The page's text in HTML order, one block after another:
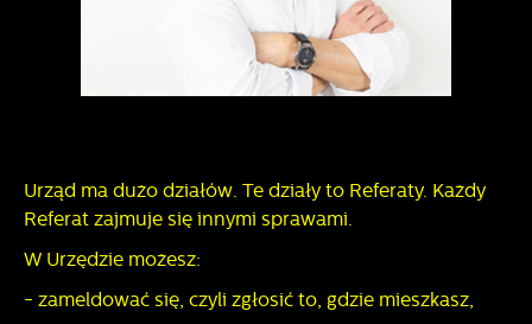
Urząd ma dużo działów. Te działy to Referaty. Każdy
Referat zajmuje się innymi sprawami.
W Urzędzie możesz:
- zameldować się, czyli zgłosić to, gdzie mieszkasz,